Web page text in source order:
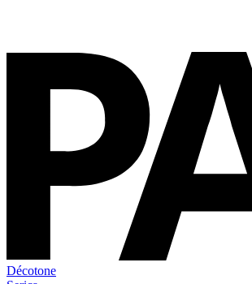
Décotone